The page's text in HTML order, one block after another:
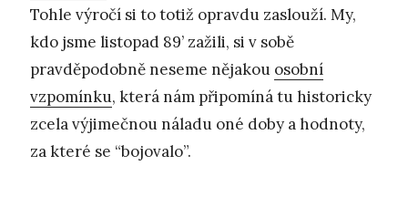
Tohle výročí si to totiž opravdu zaslouží. My,
kdo jsme listopad 89’ zažili, si v sobě
pravděpodobně neseme nějakou osobní
vzpomínku, která nám připomíná tu historicky
zcela výjimečnou náladu oné doby a hodnoty,
za které se “bojovalo”.